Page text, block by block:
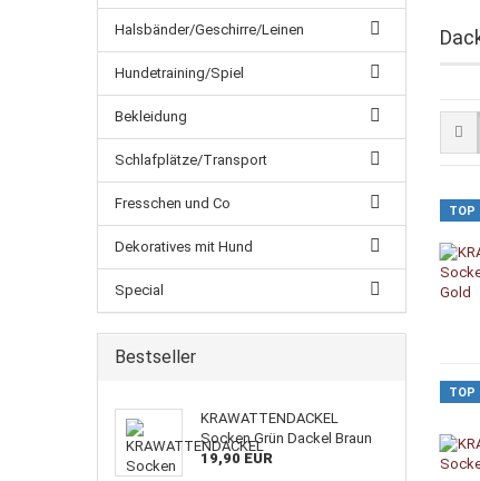
TOP
TOP
Halsbänder/Geschirre/Leinen
Hundetraining/Spiel
Bekleidung
Schlafplätze/Transport
Fresschen und Co
Dekoratives mit Hund
Special
Bestseller
KRAWATTENDACKEL
Socken Grün Dackel Braun
19,90 EUR